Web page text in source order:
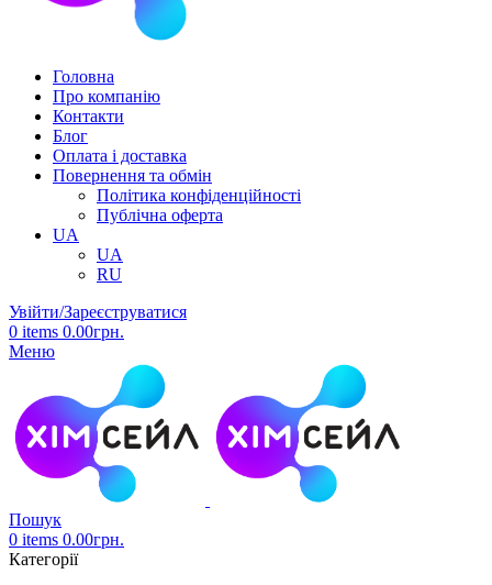
Головна
Про компанію
Контакти
Блог
Оплата і доставка
Повернення та обмін
Політика конфіденційності
Публічна оферта
UA
UA
RU
Увійти/Зареєструватися
0 items 0.00грн.
Меню
Пошук
0 items 0.00грн.
Категорії